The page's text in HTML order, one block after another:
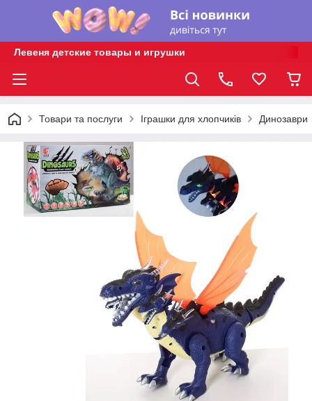
Левеня детские товары и игрушки
Товари та послуги Іграшки для хлопчиків Динозаври